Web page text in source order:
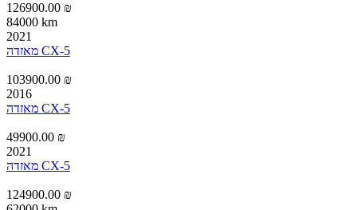
126900.00 ₪
84000 km
2021
מאזדה CX-5
103900.00 ₪
2016
מאזדה CX-5
49900.00 ₪
2021
מאזדה CX-5
124900.00 ₪